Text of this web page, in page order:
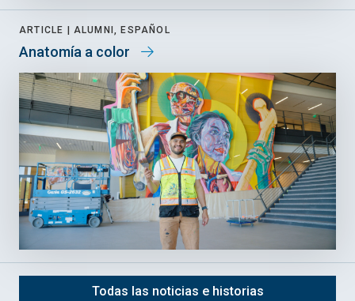
ARTICLE | ALUMNI, ESPAÑOL
Anatomía a color
Todas las noticias e historias